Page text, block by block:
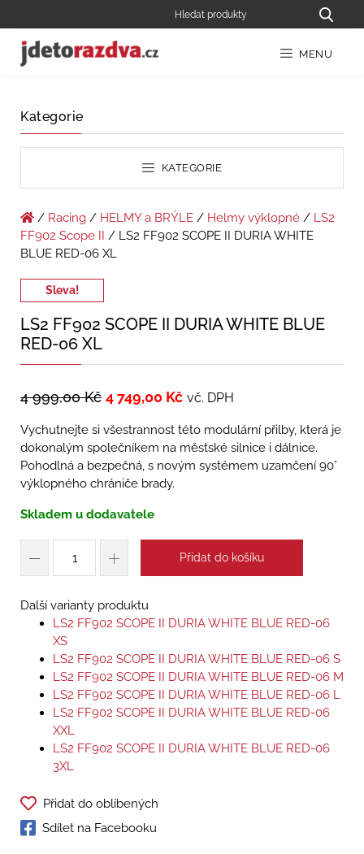
MENU
Kategorie
KATEGORIE
/ Racing / HELMY a BRÝLE / Helmy výklopné / LS2
FF902 Scope II
/ LS2 FF902 SCOPE II DURIA WHITE
BLUE RED-06 XL
Sleva!
LS2 FF902 SCOPE II DURIA WHITE BLUE
RED-06 XL
4 999,00Kč 4 749,00 Kč vč. DPH
Vychutnejte si všestrannost této modulární přilby, která je
dokonalým společníkem na městské silnice i dálnice.
Pohodlná a bezpečná, s novým systémem uzamčení 90°
výklopného chrániče brady.
Skladem u dodavatele
Přidat do košíku
Další varianty produktu
LS2 FF902 SCOPE II DURIA WHITE BLUE RED-06
XS
LS2 FF902 SCOPE II DURIA WHITE BLUE RED-06 S
LS2 FF902 SCOPE II DURIA WHITE BLUE RED-06 M
LS2 FF902 SCOPE II DURIA WHITE BLUE RED-06 L
LS2 FF902 SCOPE II DURIA WHITE BLUE RED-06
XXL
LS2 FF902 SCOPE II DURIA WHITE BLUE RED-06
3XL
Přidat do oblíbených
Sdílet na Facebooku